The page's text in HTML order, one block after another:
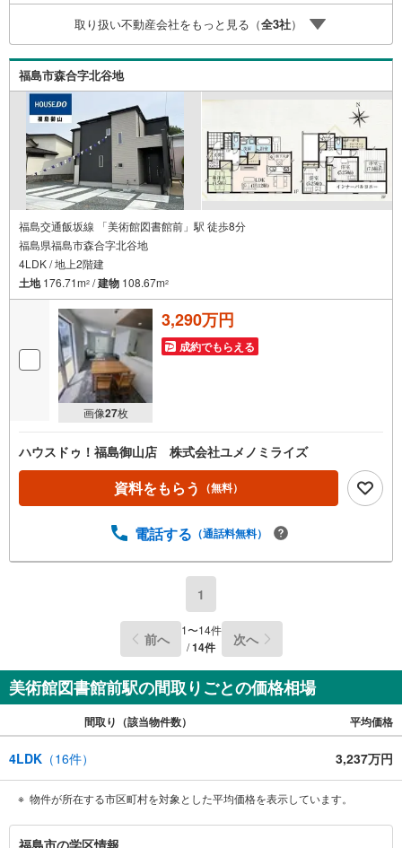
だきます。各店舗ではキッズスペースも完備！お子様連れ
のご家族皆様で、ぜひお越しください。営業時間:10:00～1
8:00（定休日:火・水曜日 ※店舗により変動あり）現地の
ご案内も可能ですので、どうぞお気軽にお問い合わせくだ
さい！
取り扱い不動産会社をもっと見る（全3社）
福島市森合字北谷地
福島交通飯坂線 「美術館図書館前」駅 徒歩8分
福島県福島市森合字北谷地
4LDK / 地上2階建
土地176.71m2 /建物 108.67m2
画像27枚
3,290万円
成約でもらえる
ハウスドゥ！福島御山店 株式会社ユメノミライズ
資料をもらう （無料）
電話する （通話料無料）
1
前へ 1〜14件
/14件 次へ
美術館図書館前駅の間取りごとの価格相場
間取り（該当物件数） 平均価格
4LDK （16件） 3,237万円
物件が所在する市区町村を対象とした平均価格を表示しています。
福
福島市の学区情報